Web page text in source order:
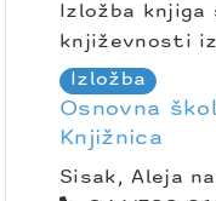
Izložba
književnosti
Izložba
Osnovna
Knjižnica
Sisak, Aleja